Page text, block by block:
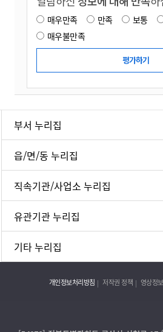
매우만족 만족 보통
매우불만족
부서 누리집
읍/면/동 누리집
직속기관/사업소 누리집
유관기관 누리집
기타 누리집
개인정보처리방침 저작권 정책 영상정